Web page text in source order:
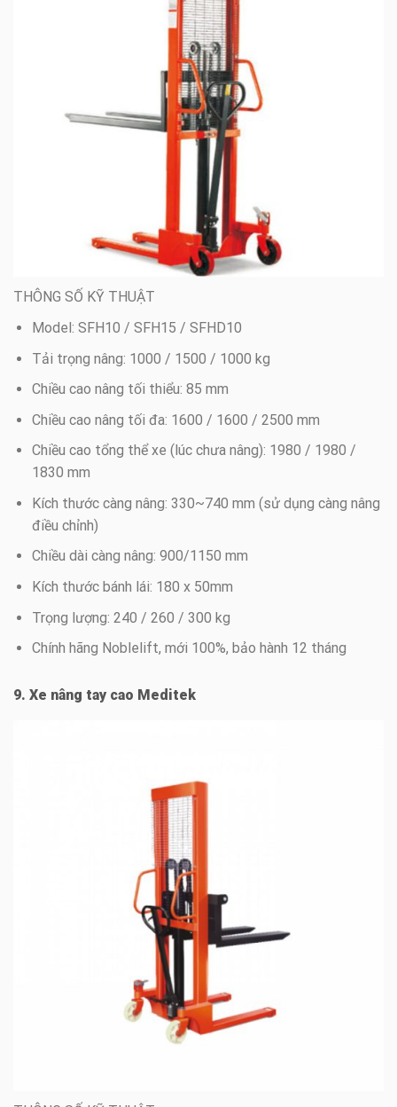
THÔNG SỐ KỸ THUẬT
Model: SFH10 / SFH15 / SFHD10
Tải trọng nâng: 1000 / 1500 / 1000 kg
Chiều cao nâng tối thiểu: 85 mm
Chiều cao nâng tối đa: 1600 / 1600 / 2500 mm
Chiều cao tổng thể xe (lúc chưa nâng): 1980 / 1980 /
1830 mm
Kích thước càng nâng: 330~740 mm (sử dụng càng nâng
điều chỉnh)
Chiều dài càng nâng: 900/1150 mm
Kích thước bánh lái: 180 x 50mm
Trọng lượng: 240 / 260 / 300 kg
Chính hãng Noblelift, mới 100%, bảo hành 12 tháng
9. Xe nâng tay cao Meditek